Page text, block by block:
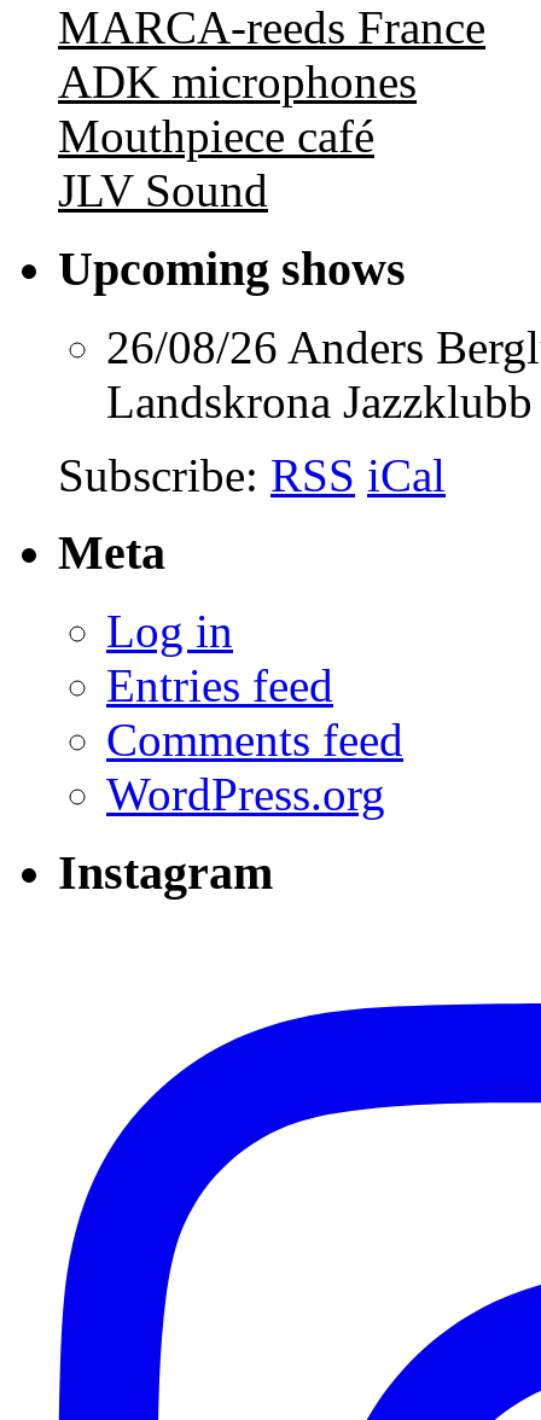
MARCA-reeds France
ADK microphones
Mouthpiece café
JLV Sound
Upcoming shows
26/08/26 Anders
Landskrona Jazzklubb
Subscribe: RSS iCal
Meta
Log in
Entries feed
Comments feed
WordPress.org
Instagram